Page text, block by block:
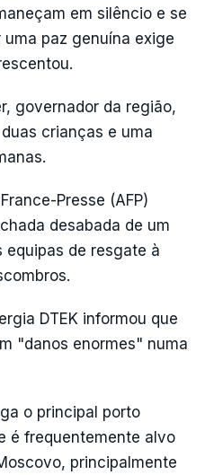
em silêncio e se
paz genuína exige
governador da região,
crianças e uma
Presse (AFP)
desabada de um
de resgate à
DTEK informou que
"danos enormes" numa
o principal porto
é frequentemente alvo
principalmente